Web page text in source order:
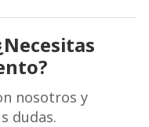
nosotros y
dudas.